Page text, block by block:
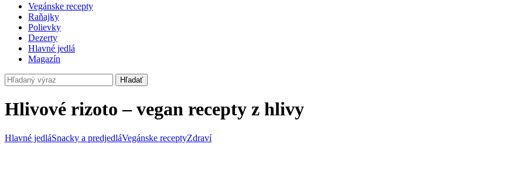
Vegánske recepty
Raňajky
Polievky
Dezerty
Hlavné jedlá
Magazín
Hľadať
Hlivové rizoto – vegan recepty z hlivy
Hlavné jedláSnacky a predjedláVegánske receptyZdraví